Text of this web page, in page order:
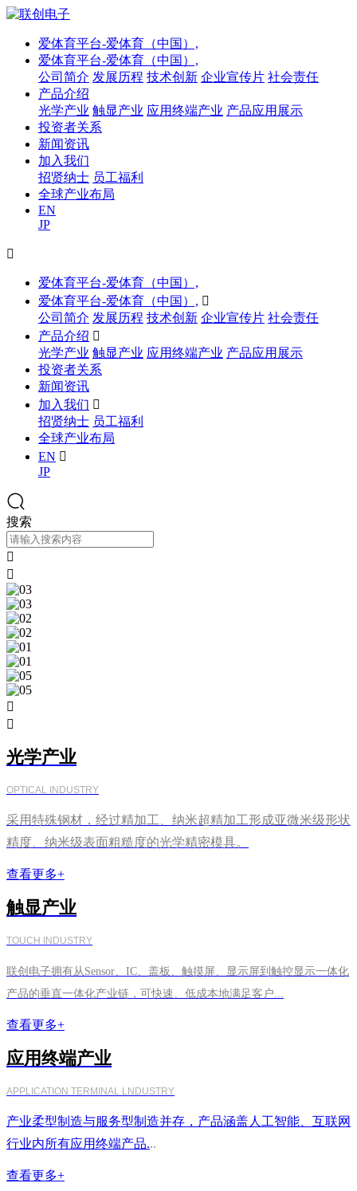
爱体育平台-爱体育（中国）,
爱体育平台-爱体育（中国）,
公司简介 发展历程 技术创新 企业宣传片 社会责任
产品介绍
光学产业 触显产业 应用终端产业 产品应用展示
投资者关系
新闻资讯
加入我们
招贤纳士 员工福利
全球产业布局
EN
JP

爱体育平台-爱体育（中国）,
爱体育平台-爱体育（中国）, 
公司简介 发展历程 技术创新 企业宣传片 社会责任
产品介绍 
光学产业 触显产业 应用终端产业 产品应用展示
投资者关系
新闻资讯
加入我们 
招贤纳士 员工福利
全球产业布局
EN 
JP
搜索




光学产业
OPTICAL INDUSTRY
采用特殊钢材，经过精加工、纳米超精加工形成亚微米级形状
精度、纳米级表面粗糙度的光学精密模具。
查看更多+
触显产业
TOUCH INDUSTRY
联创电子拥有从Sensor、IC、盖板、触摸屏、显示屏到触控显示一体化
产品的垂直一体化产业链，可快速、低成本地满足客户...
查看更多+
应用终端产业
APPLICATION TERMINAL LNDUSTRY
产业柔型制造与服务型制造并存，产品涵盖人工智能、互联网
行业内所有应用终端产品...
查看更多+